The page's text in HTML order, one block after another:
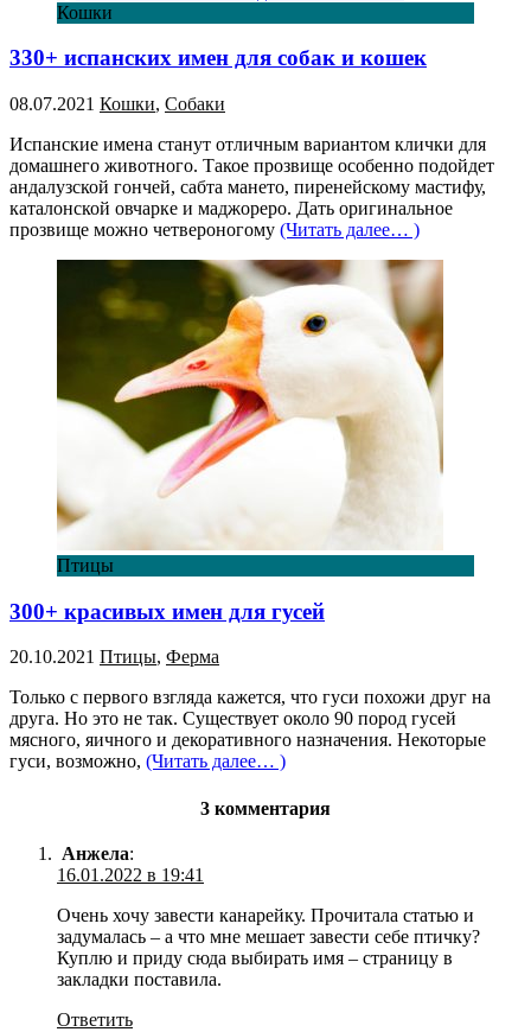
Кошки
330+ испанских имен для собак и кошек
08.07.2021 Кошки, Собаки
Испанские имена станут отличным вариантом клички для
домашнего животного. Такое прозвище особенно подойдет
андалузской гончей, сабта мането, пиренейскому мастифу,
каталонской овчарке и маджореро. Дать оригинальное
прозвище можно четвероногому (Читать далее… )
Птицы
300+ красивых имен для гусей
20.10.2021 Птицы, Ферма
Только с первого взгляда кажется, что гуси похожи друг на
друга. Но это не так. Существует около 90 пород гусей
мясного, яичного и декоративного назначения. Некоторые
гуси, возможно, (Читать далее… )
3 комментария
Анжела:
16.01.2022 в 19:41
Очень хочу завести канарейку. Прочитала статью и
задумалась – а что мне мешает завести себе птичку?
Куплю и приду сюда выбирать имя – страницу в
закладки поставила.
Ответить